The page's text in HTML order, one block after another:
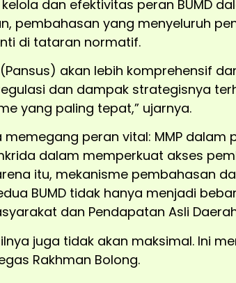
dan efektivitas peran BUMD
pembahasan yang menyeluruh
di tataran normatif.
akan lebih komprehensif
dan dampak strategisnya
yang paling tepat,” ujarnya.
memegang peran vital: MMP dalam
dalam memperkuat akses
itu, mekanisme pembahasan
BUMD tidak hanya menjadi
dan Pendapatan Asli
juga tidak akan maksimal. Ini
Rakhman Bolong.